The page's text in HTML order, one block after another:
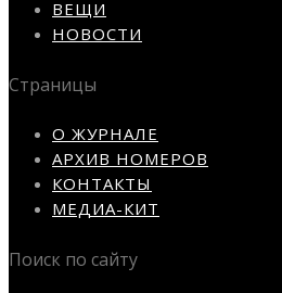
ВЕЩИ
НОВОСТИ
Страницы
О ЖУРНАЛЕ
АРХИВ НОМЕРОВ
КОНТАКТЫ
МЕДИА-КИТ
Поиск по сайту